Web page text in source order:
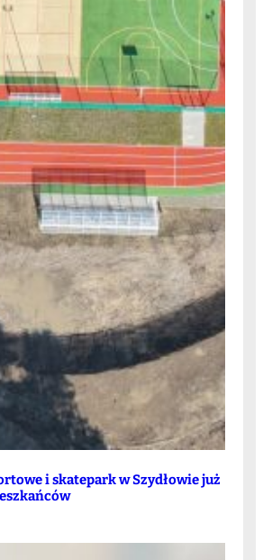
i skatepark w Szydłowie już